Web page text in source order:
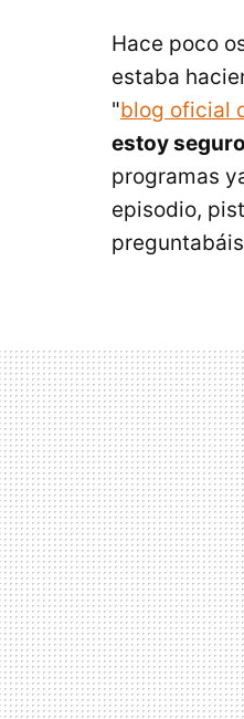
Hace poco
estaba
"blog oficial
estoy
programas
episodio,